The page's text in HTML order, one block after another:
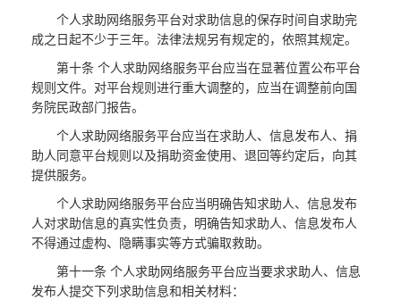
个人求助网络服务平台对求助信息的保存时间自求助完
成之日起不少于三年。法律法规另有规定的，依照其规定。
第十条 个人求助网络服务平台应当在显著位置公布平台
规则文件。对平台规则进行重大调整的，应当在调整前向国
务院民政部门报告。
个人求助网络服务平台应当在求助人、信息发布人、捐
助人同意平台规则以及捐助资金使用、退回等约定后，向其
提供服务。
个人求助网络服务平台应当明确告知求助人、信息发布
人对求助信息的真实性负责，明确告知求助人、信息发布人
不得通过虚构、隐瞒事实等方式骗取救助。
第十一条 个人求助网络服务平台应当要求求助人、信息
发布人提交下列求助信息和相关材料：